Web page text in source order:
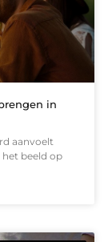
in
aanvoelt
het beeld op